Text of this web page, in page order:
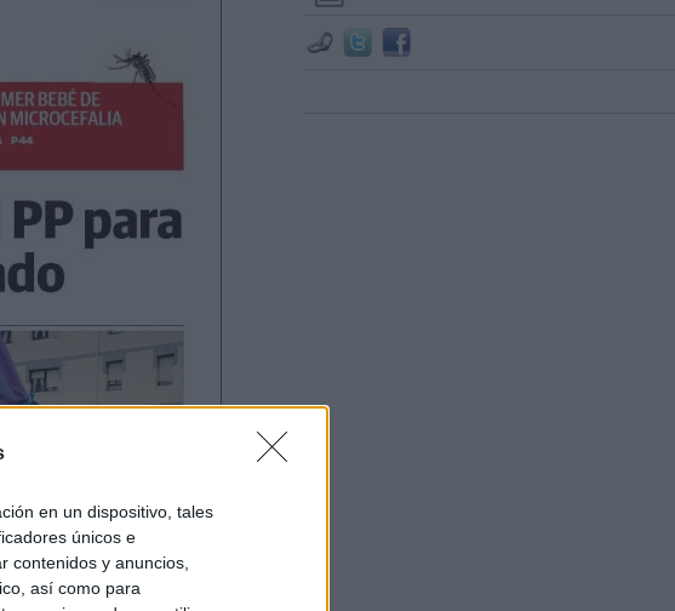
en un dispositivo, tales
únicos e
contenidos y anuncios,
así como para